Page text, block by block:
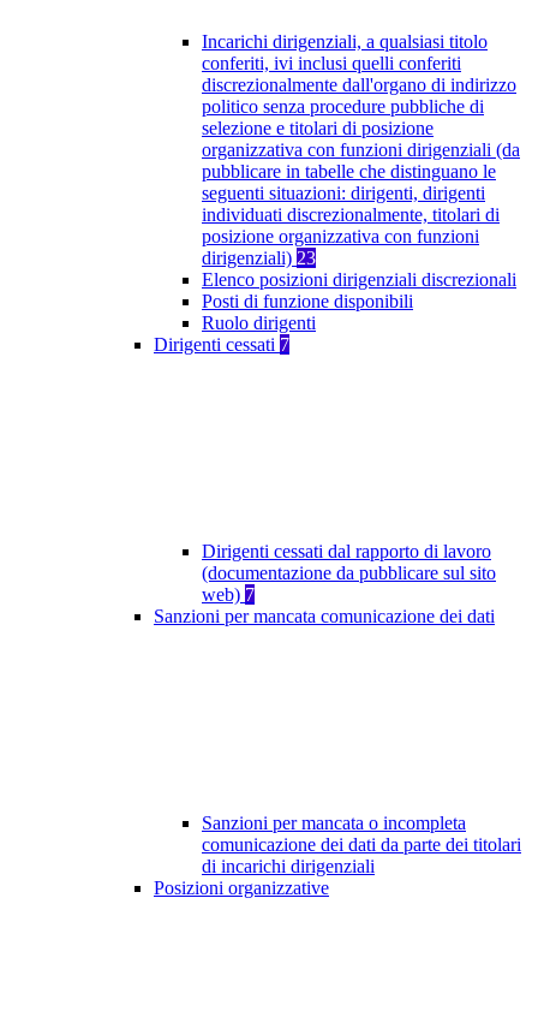
Incarichi dirigenziali, a qualsiasi titolo
conferiti, ivi inclusi quelli conferiti
discrezionalmente dall'organo di indirizzo
politico senza procedure pubbliche di
selezione e titolari di posizione
organizzativa con funzioni dirigenziali (da
pubblicare in tabelle che distinguano le
seguenti situazioni: dirigenti, dirigenti
individuati discrezionalmente, titolari di
posizione organizzativa con funzioni
dirigenziali) 23
Elenco posizioni dirigenziali discrezionali
Posti di funzione disponibili
Ruolo dirigenti
Dirigenti cessati 7
Dirigenti cessati dal rapporto di lavoro
(documentazione da pubblicare sul sito
web) 7
Sanzioni per mancata comunicazione dei dati
Sanzioni per mancata o incompleta
comunicazione dei dati da parte dei titolari
di incarichi dirigenziali
Posizioni organizzative